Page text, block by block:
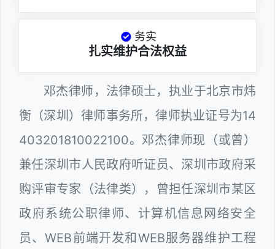
务实
扎实维护合法权益
邓杰律师，法律硕士，执业于北京市炜
衡（深圳）律师事务所，律师执业证号为14
403201810022100。邓杰律师现（或曾）
兼任深圳市人民政府听证员、深圳市政府采
购评审专家（法律类），曾担任深圳市某区
政府系统公职律师、计算机信息网络安全
员、WEB前端开发和WEB服务器维护工程